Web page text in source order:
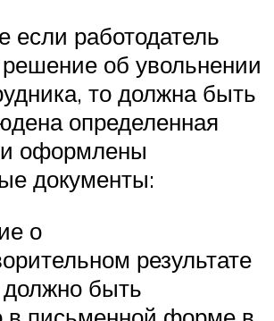
если работодатель
об увольнении
то должна быть
определенная
оформлены
документы:
о
результате
быть